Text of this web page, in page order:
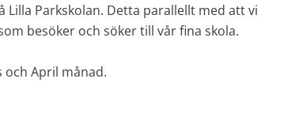
Parkskolan. Detta parallellt med att vi
besöker och söker till vår fina skola.
och April månad.